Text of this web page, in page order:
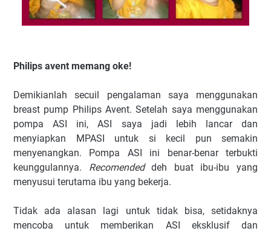
Philips avent memang oke!
Demikianlah secuil pengalaman saya menggunakan
breast pump Philips Avent. Setelah saya menggunakan
pompa ASI ini, ASI saya jadi lebih lancar dan
menyiapkan MPASI untuk si kecil pun semakin
menyenangkan. Pompa ASI ini benar-benar terbukti
keunggulannya. Recomendeddeh buat ibu-ibu yang
menyusui terutama ibu yang bekerja.
Tidak ada alasan lagi untuk tidak bisa, setidaknya
mencoba untuk memberikan ASI eksklusif dan